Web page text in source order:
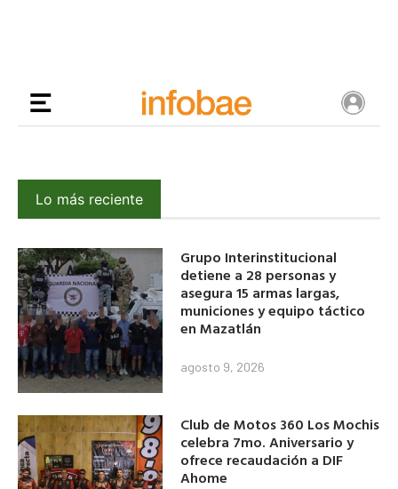
Lo más reciente
Grupo Interinstitucional
detiene a 28 personas y
asegura 15 armas largas,
municiones y equipo táctico
en Mazatlán
agosto 9, 2026
Club de Motos 360 Los Mochis
celebra 7mo. Aniversario y
ofrece recaudación a DIF
Ahome